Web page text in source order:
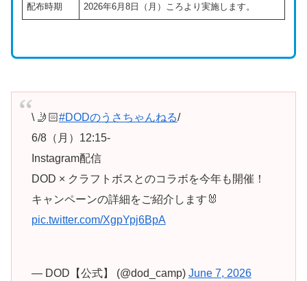
配布時期 2026年6月8日（月）ころより実施します。
\ 🤳🏻#DODのうさちゃんねる/
6/8（月）12:15-
Instagram配信
DOD × クラフトボスとのコラボを今年も開催！
キャンペーンの詳細をご紹介します🐰
pic.twitter.com/XgpYpj6BpA
— DOD【公式】 (@dod_camp) June 7, 2026